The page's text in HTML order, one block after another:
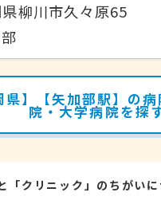
柳川市久々原65
県】【矢加部駅】の
院・大学病院を探
「クリニック」のちがい